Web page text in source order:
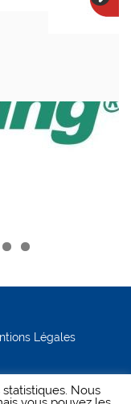
Légales
Nous